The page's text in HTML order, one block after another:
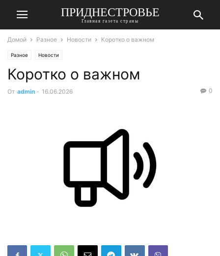
ПРИДНЕСТРОВЬЕ
Главная газета страны
Домой Разное Новости Коротко о важном
Разное Новости
Коротко о важном
От admin - 16.06.2026 0